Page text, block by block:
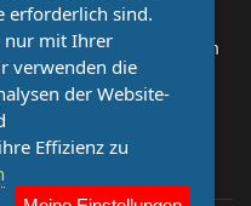
Beachtung findet? Dann
Ihren Verein für eine
Sie Ihre Spielberichte,
bei uns!
erforderlich sind.
nur mit Ihrer
verwenden die
der Website-
Effizienz zu